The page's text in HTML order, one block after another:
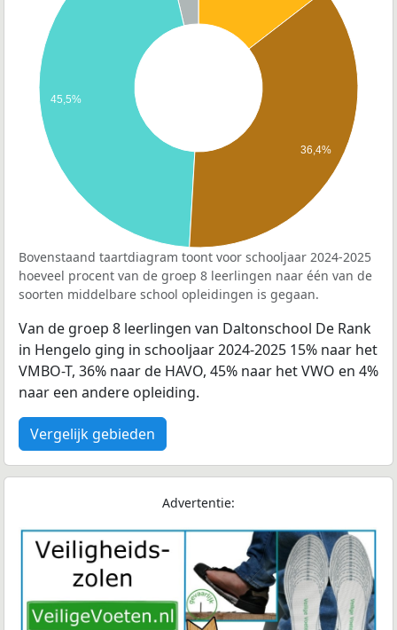
45,5%
36,4%
Bovenstaand taartdiagram toont voor schooljaar 2024-2025
hoeveel procent van de groep 8 leerlingen naar één van de
soorten middelbare school opleidingen is gegaan.
Van de groep 8 leerlingen van Daltonschool De Rank
in Hengelo ging in schooljaar 2024-2025 15% naar het
VMBO-T, 36% naar de HAVO, 45% naar het VWO en 4%
naar een andere opleiding.
Vergelijk gebieden
Advertentie: